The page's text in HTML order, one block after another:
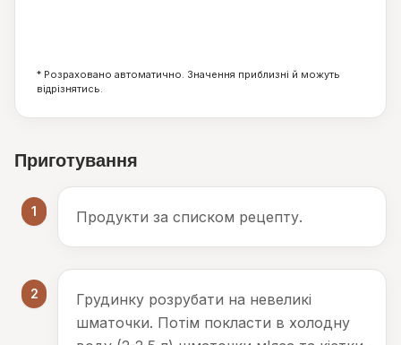
* Розраховано автоматично. Значення приблизні й можуть
відрізнятись.
Приготування
1 Продукти за списком рецепту.
2
Грудинку розрубати на невеликі
шматочки. Потім покласти в холодну